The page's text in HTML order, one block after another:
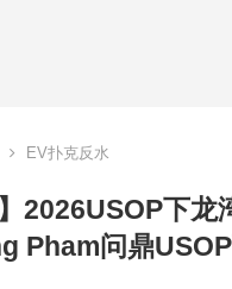
EV扑克反水
】2026USOP下
Pham问鼎